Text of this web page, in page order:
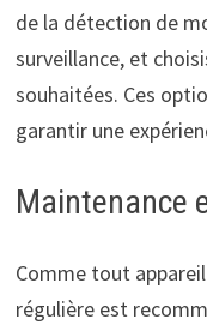
de la détection de
surveillance, et
souhaitées. Ces
garantir une
Maintenance
Comme tout
régulière est